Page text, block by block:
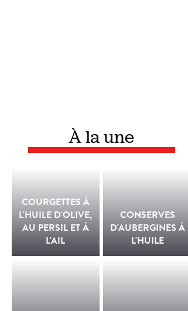
À la une
COURGETTES À
L'HUILE D'OLIVE,
AU PERSIL ET À
L'AIL
CONSERVES
D'AUBERGINES À
L'HUILE